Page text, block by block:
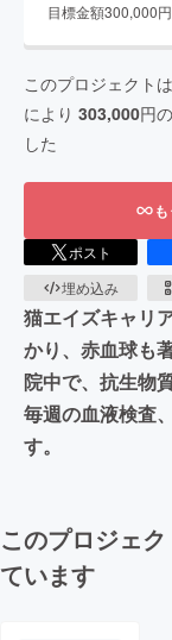
目標金額300,000円
このプロジェクトは
により 303,000円
した
ポスト
埋め込み
猫エイズキャリ
かり、赤血球も
院中で、抗生物
毎週の血液検査
す。
このプロジェ
ています